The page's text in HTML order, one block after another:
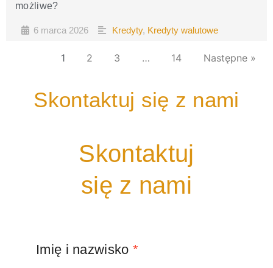
możliwe?
6 marca 2026 Kredyty, Kredyty walutowe
1 2 3 … 14 Następne »
Skontaktuj się z nami
Skontaktuj
się z nami
Imię i nazwisko *